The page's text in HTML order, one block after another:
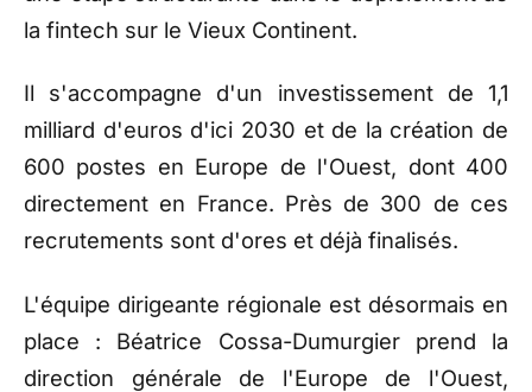
la fintech sur le Vieux Continent.
Il s'accompagne d'un investissement de 1,1
milliard d'euros d'ici 2030 et de la création de
600 postes en Europe de l'Ouest, dont 400
directement en France. Près de 300 de ces
recrutements sont d'ores et déjà finalisés.
L'équipe dirigeante régionale est désormais en
place : Béatrice Cossa-Dumurgier prend la
direction générale de l'Europe de l'Ouest,